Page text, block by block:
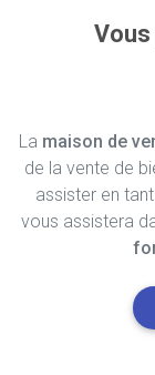
La maison de
de la vente de
assister en
vous assistera